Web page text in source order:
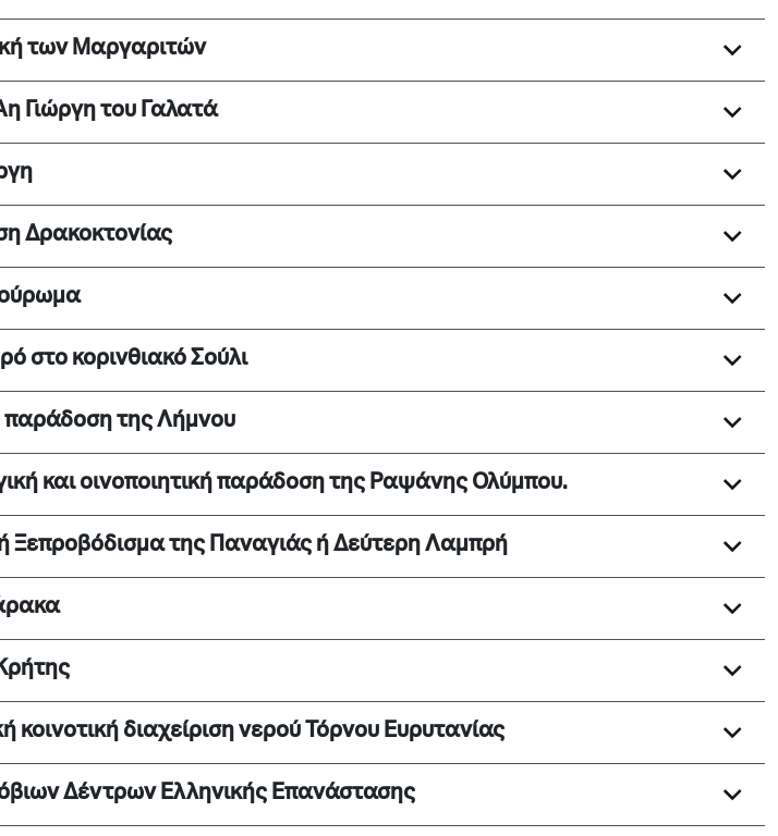
των Μαργαριτών
Γιώργη του Γαλατά
Δρακοκτονίας
στο κορινθιακό Σούλι
παράδοση της Λήμνου
και οινοποιητική παράδοση της Ραψάνης Ολύμπου.
Ξεπροβόδισμα της Παναγιάς ή Δεύτερη Λαμπρή
κοινοτική διαχείριση νερού Τόρνου Ευρυτανίας
Δέντρων Ελληνικής Επανάστασης